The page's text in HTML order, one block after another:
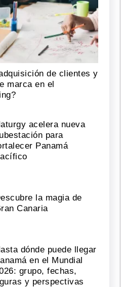
de clientes y
marca en el
acelera nueva
para
Panamá
la magia de
Canaria
dónde puede llegar
en el Mundial
grupo, fechas,
y perspectivas